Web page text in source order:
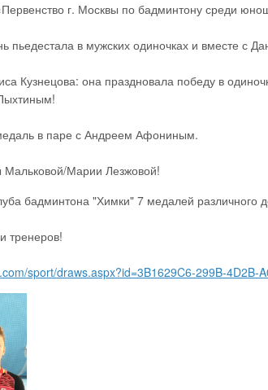
г. Москвы по бадминтону среди
пьедестала в мужских одиночках и вместе с
Кузнецова: она праздновала победу в
в паре с Андреем Афониным.
Мальковой/Марии Лезжовой!
бадминтона "Химки" 7 медалей различного
тренеров!
sport/draws.aspx?id=3B1629C6-299B-4D2B-